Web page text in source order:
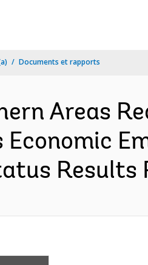
Documents et rapports
Areas
Results